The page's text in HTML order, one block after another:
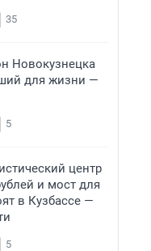
35
Новокузнецка
для жизни —
5
центр
и мост для
в Кузбассе —
5